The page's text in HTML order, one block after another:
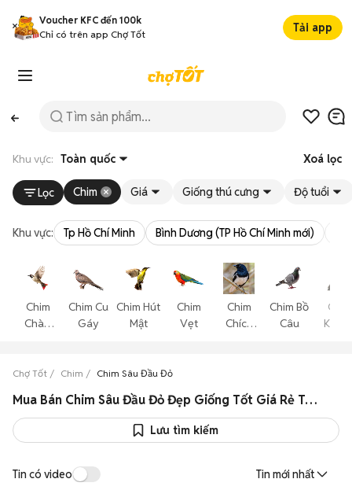
Voucher KFC đến 100k
Chỉ có trên app Chợ Tốt
Tải app
Khu vực: Toàn quốc Xoá lọc
Lọc Chim Giá Giống thú cưng Độ tuổi
Khu vực: Tp Hồ Chí Minh Bình Dương (TP Hồ Chí Minh mới)
Chim
Chào
Chim Cu
Gáy
Chim Hút
Mật
Chim
Vẹt
Chim
Chích
Chim Bồ
Câu
Chim
Chợ Tốt Chim Chim Sâu Đầu Đỏ
Mua Bán Chim Sâu Đầu Đỏ Đẹp Giống Tốt Giá Rẻ Toàn Quốc
Lưu tìm kiếm
Tin có video Tin mới nhất